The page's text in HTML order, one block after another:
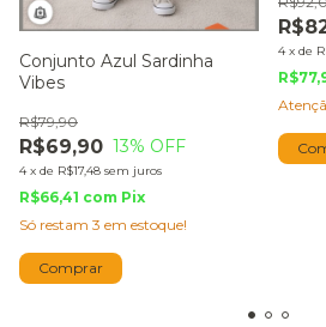
Conjunto Azul Sardinha
Vibes
R$69,90
R$79,90
13% OFF
4 x de R$17,48 sem juros
R$66,41 com Pix
Só restam 3 em estoque!
Comprar
4 x de